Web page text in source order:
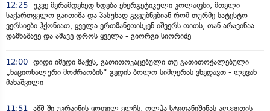
12:25 უკვე მერამდენედ ხდება ენერგეტიკული კოლაფსი, მთელი
საქართველო გაითიშა და პასუხად გვეუბნებიან რომ თურმე სატესტო
ვერსიები ჰქონიათ, ყველა ერთმანეთისკენ იშვერს თითს, თან არავინაა
დამნაშავე და ამავე დროს ყველა - გიორგი სიორიძე
12:00 დიდი იმედი მაქვს, გათითოკაცებული თუ გათითოქალებული
„ნაციონალური მოძრაობის“ გედის ბოლო სიმღერას ვხედავთ - ლევან
მახაშვილი
11:51 აშშ-ში უკრაინის ყოფილ ელჩს, ოლჰა სტეფანიშინას აღკვეთის